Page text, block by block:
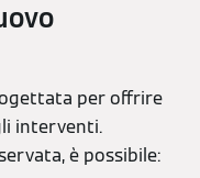
per offrire
interventi.
è possibile: